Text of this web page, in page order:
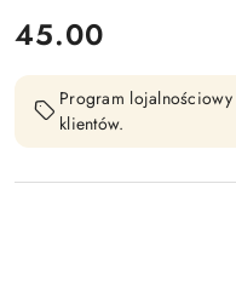
cena:
45.00
Program
klientów.